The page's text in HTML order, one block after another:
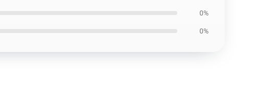
0%
0%